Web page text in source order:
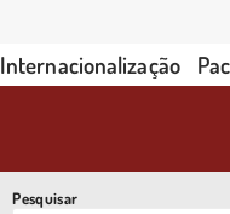
Internacionalização
Pesquisar